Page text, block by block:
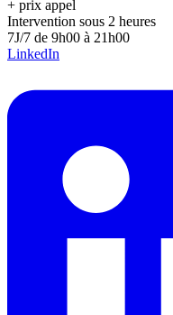
+ prix appel
Intervention sous 2 heures
7J/7 de 9h00 à 21h00
LinkedIn